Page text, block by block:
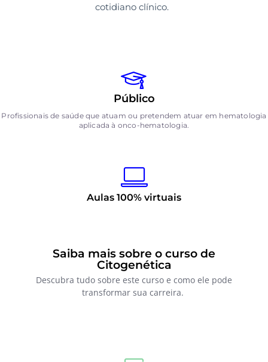
cotidiano clínico.
Público
Profissionais de saúde que atuam ou pretendem atuar em hematologia
aplicada à onco-hematologia.
Aulas 100% virtuais
Saiba mais sobre o curso de
Citogenética
Descubra tudo sobre este curso e como ele pode
transformar sua carreira.